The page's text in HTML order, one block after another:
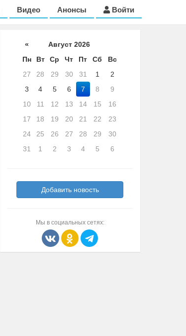
Видео Анонсы Войти
«
Август 2026
Пн
Вт Ср Чт Пт Сб
Вс
27
28 29 30 31 1
2
3
4 5 6 7 8
9
10
11 12 13 14 15
16
17
18 19 20 21 22
23
24
25 26 27 28 29
30
31
1 2 3 4 5 6
Добавить новость
Мы в социальных сетях: